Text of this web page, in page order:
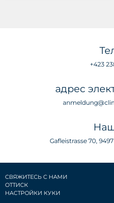
+423
адрес
Gafleistrasse 70,
СВЯЖИТЕСЬ С НАМИ
ОТТИСК
НАСТРОЙКИ КУКИ